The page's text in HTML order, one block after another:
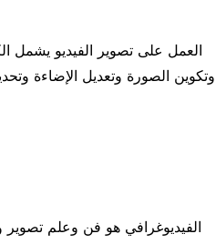
العمل على تصوير الفيديو يشمل
وتكوين الصورة وتعديل الإضاءة
الفيديوغرافي هو فن وعلم تصوير